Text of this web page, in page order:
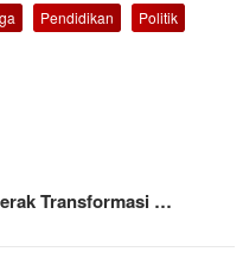
Pendidikan
Politik
Transformasi …